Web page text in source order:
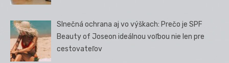
Slnečná ochrana aj vo výškach: Prečo je SPF
Beauty of Joseon ideálnou voľbou nie len pre
cestovateľov